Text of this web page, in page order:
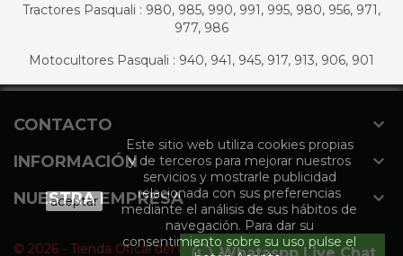
Tractores Pasquali : 980, 985, 990, 991, 995, 980, 956, 971,
977, 986
Motocultores Pasquali : 940, 941, 945, 917, 913, 906, 901
CONTACTO 
INFORMACIÓN 
NUESTRA EMPRESA 
aceptar
Este sitio web utiliza cookies propias
y de terceros para mejorar nuestros
servicios y mostrarle publicidad
relacionada con sus preferencias
mediante el análisis de sus hábitos de
navegación. Para dar su
consentimiento sobre su uso pulse el
© 2026 - Tienda Ofical del Grupo Agromaquinaria